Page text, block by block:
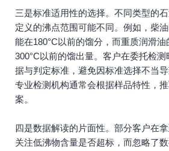
三是标准适用性的选择。不同类型的
定义的沸点范围可能不同。例如，柴
能在180°C以前的馏分，而重质润滑
300°C以前的馏出量。客户在委托检
据与判定标准，避免因标准选择不当导
专业检测机构通常会根据样品特性，
案。
四是数据解读的片面性。部分客户在
关注低沸物含量是否超标，而忽略了